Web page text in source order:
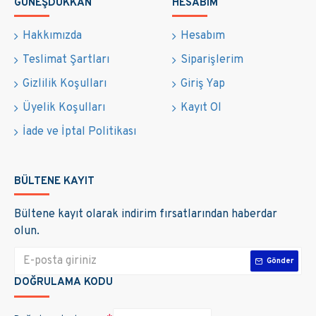
durumlar arasında sırasıyla çağrı mektubu başvurusu,
elektrik ve statik projelendirme, 15 kw güneş enerjisi
kurulum hizmeti, ön kabul ve geçici kabul işlemleri
oluşturmaktadır. Güneş Dükkan olarak sizlere bu
konuda anahtar teslim çözümler sunmaktayız. Şimdi
geçelim güneş paneli fiyatı değişimini belirleyen
durumlarda en çok maliyet hangisinde ve bu işlemi en
GÜNEŞDÜKKAN
Hakkımızda
Teslimat Şartları
Gizlilik Koşulları
Üyelik Koşulları
İade ve İptal Politikası
HESABIM
Hesabım
Siparişlerim
Giriş Yap
Kayıt Ol
BÜLTENE KAYIT
Bültene kayıt olarak indirim fırsatlarından haberdar
olun.
Gönder
DOĞRULAMA KODU